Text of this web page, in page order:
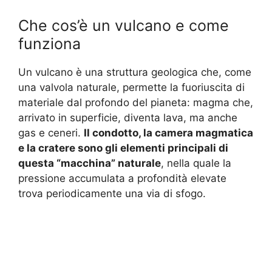
Che cos’è un vulcano e come
funziona
Un vulcano è una struttura geologica che, come
una valvola naturale, permette la fuoriuscita di
materiale dal profondo del pianeta: magma che,
arrivato in superficie, diventa lava, ma anche
gas e ceneri. Il condotto, la camera magmatica
e la cratere sono gli elementi principali di
questa “macchina” naturale, nella quale la
pressione accumulata a profondità elevate
trova periodicamente una via di sfogo.